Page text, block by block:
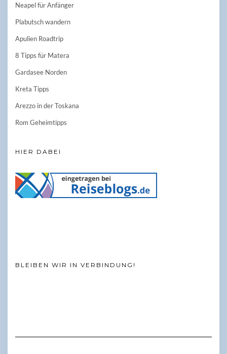
Neapel für Anfänger
Plabutsch wandern
Apulien Roadtrip
8 Tipps für Matera
Gardasee Norden
Kreta Tipps
Arezzo in der Toskana
Rom Geheimtipps
HIER DABEI
BLEIBEN WIR IN VERBINDUNG!